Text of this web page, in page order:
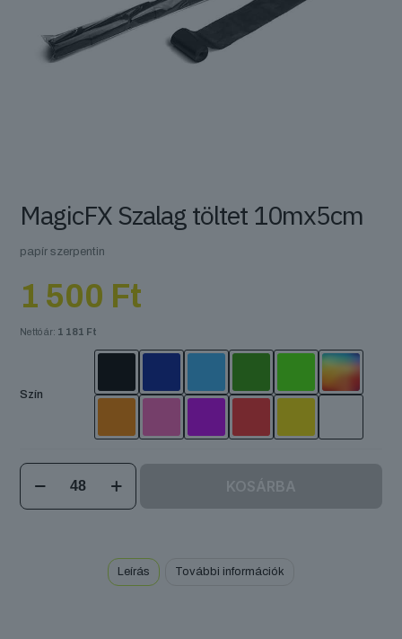
MagicFX Szalag töltet 10mx5cm
papír szerpentin
1 500 Ft
Nettó ár: 1 181 Ft
Szín
MagicFX
Szalag
töltet
KOSÁRBA
Leírás További információk